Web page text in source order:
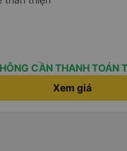
CẦN THANH TOÁN
Xem giá